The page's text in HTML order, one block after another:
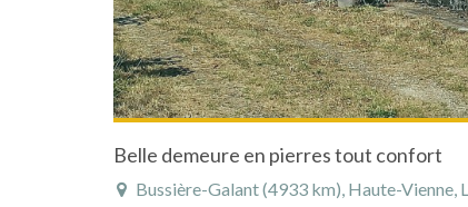
Belle demeure en pierres tout confort
Bussière-Galant (4933 km), Haute-Vienne,